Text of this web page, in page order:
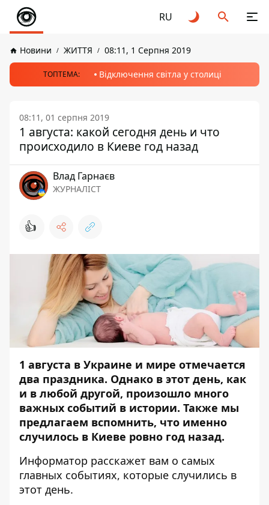
RU
Новини ЖИТТЯ 08:11, 1 Серпня 2019
ТОПТЕМА: Відключення світла у столиці
08:11, 01 серпня 2019
1 августа: какой сегодня день и что
происходило в Киеве год назад
Влад Гарнаєв
ЖУРНАЛІСТ
👍
1 августа в Украине и мире отмечается
два праздника. Однако в этот день, как
и в любой другой, произошло много
важных событий в истории. Также мы
предлагаем вспомнить, что именно
случилось в Киеве ровно год назад.
Информатор расскажет вам о самых
главных событиях, которые случились в
этот день.